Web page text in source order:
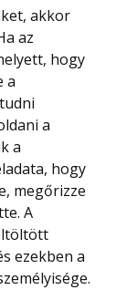
akkor
az
hogy
a
a
a
hogy
megőrizze
A
ezekben a